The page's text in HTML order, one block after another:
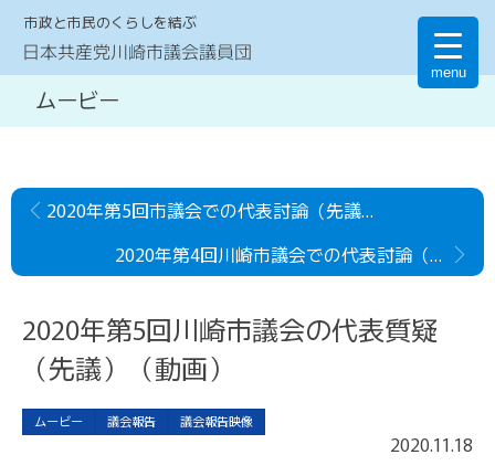
menu
市政と市民のくらしを結ぶ
日本共産党川崎市議会議員団
ムービー
2020年第5回市議会での代表討論（先議）（動画）
2020年第4回川崎市議会での代表討論（追加）（動画）
2020年第5回川崎市議会の代表質疑
（先議）（動画）
ムービー 議会報告 議会報告映像
2020.11.18